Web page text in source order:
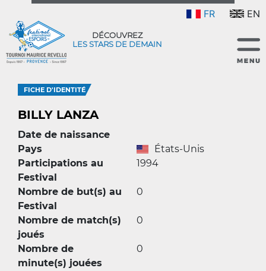
FR EN
DÉCOUVREZ
LES STARS DE DEMAIN
FICHE D'IDENTITÉ
BILLY LANZA
Date de naissance
Pays
États-Unis
Participations au
Festival
1994
Nombre de but(s) au
Festival
0
Nombre de match(s)
joués
0
Nombre de
minute(s) jouées
0